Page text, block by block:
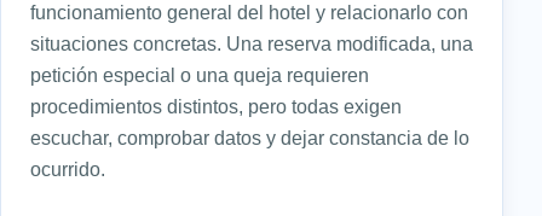
funcionamiento general del hotel y relacionarlo con
situaciones concretas. Una reserva modificada, una
petición especial o una queja requieren
procedimientos distintos, pero todas exigen
escuchar, comprobar datos y dejar constancia de lo
ocurrido.